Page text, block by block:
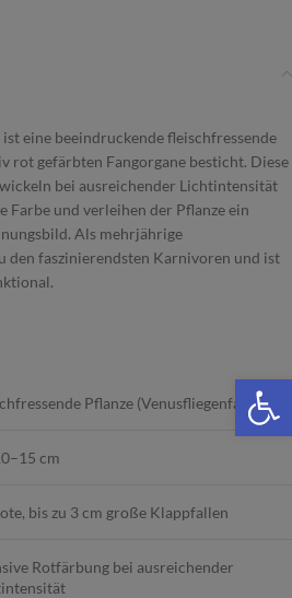
ist eine beeindruckende fleischfressende
rot gefärbten Fangorgane besticht. Diese
bei ausreichender Lichtintensität
und verleihen der Pflanze ein
Als mehrjährige
den faszinierendsten Karnivoren und ist
Pflanze (Venusfliegenfalle)
cm
bis zu 3 cm große Klappfallen
Rotfärbung bei ausreichender